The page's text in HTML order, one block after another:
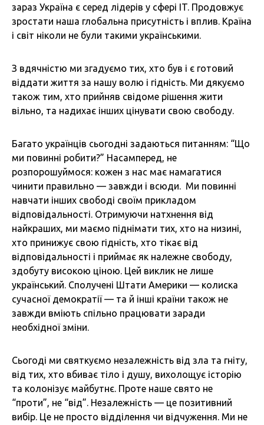
зараз Україна є серед лідерів у сфері IT. Продовжує
зростати наша глобальна присутність і вплив. Країна
і світ ніколи не були такими українськими.
З вдячністю ми згадуємо тих, хто був і є готовий
віддати життя за нашу волю і гідність. Ми дякуємо
також тим, хто прийняв свідоме рішення жити
вільно, та надихає інших цінувати свою свободу.
Багато українців сьогодні задаються питанням: “Що
ми повинні робити?” Насамперед, не
розпорошуймося: кожен з нас має намагатися
чинити правильно — завжди і всюди. Ми повинні
навчати інших свободі своїм прикладом
відповідальності. Отримуючи натхнення від
найкраших, ми маємо піднімати тих, хто на низині,
хто принижує свою гідність, хто тікає від
відповідальності і приймає як належне свободу,
здобуту високою ціною. Цей виклик не лише
український. Сполучені Штати Америки — колиска
сучасної демократії — та й інші країни також не
завжди вміють спільно працювати заради
необхідної зміни.
Сьогоді ми святкуємо незалежність від зла та гніту,
від тих, хто вбиває тіло і душу, вихолощує історію
та колонізує майбутнє. Проте наше свято не
“проти”, не “від”. Незалежність — це позитивний
вибір. Це не просто відділення чи відчуження. Ми не